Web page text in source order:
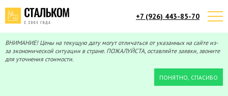
+7 (926) 443-85-70
ВНИМАНИЕ! Цены на текущую дату могут отличаться от указанных на сайте из-
за экономической ситуации в стране. ПОЖАЛУЙСТА, оставляйте заявки, звоните
для уточнения стоимости.
ПОНЯТНО, СПАСИБО
Telegram
Max